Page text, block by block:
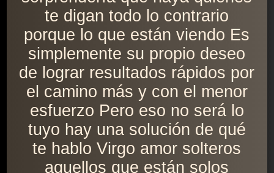
te digan todo lo contrario
porque lo que están viendo Es
simplemente su propio deseo
de lograr resultados rápidos por
el camino más y con el menor
esfuerzo Pero eso no será lo
tuyo hay una solución de qué
te hablo Virgo amor solteros
aquellos que están solos